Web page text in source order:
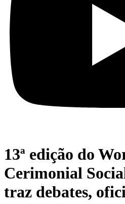
13ª edição do
Cerimonial
traz debates,